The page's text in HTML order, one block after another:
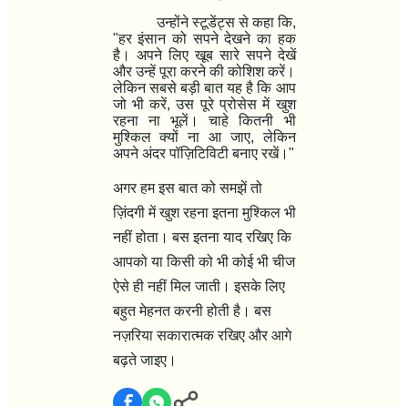
उन्होंने स्टूडेंट्स से कहा कि,
"हर इंसान को सपने देखने का हक
है। अपने लिए खूब सारे सपने देखें
और उन्हें पूरा करने की कोशिश करें।
लेकिन सबसे बड़ी बात यह है कि आप
जो भी करें,उस पूरे प्रोसेस में खुश
रहना ना भूलें। चाहे कितनी भी
मुश्किल क्यों ना आ जाए,लेकिन
अपने अंदर पॉज़िटिविटी बनाए रखें।"
अगर हम इस बात को समझें तो
ज़िंदगी में खुश रहना इतना मुश्किल भी
नहीं होता। बस इतना याद रखिए कि
आपको या किसी को भी कोई भी चीज
ऐसे ही नहीं मिल जाती। इसके लिए
बहुत मेहनत करनी होती है। बस
नज़रिया सकारात्मक रखिए और आगे
बढ़ते जाइए।